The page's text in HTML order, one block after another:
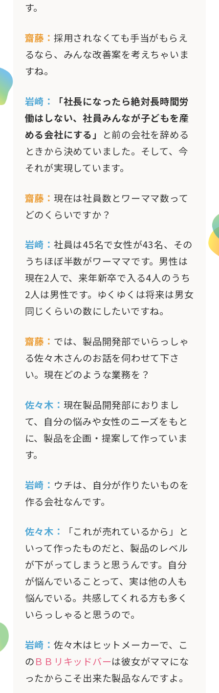
す。
齋藤： 採用されなくても手当がもらえ
るなら、みんな改善案を考えちゃいま
すね。
岩崎：
「社長になったら絶対長時間労
働はしない、社員みんなが子どもを産
める会社にする」
と前の会社を辞める
ときから決めていました。そして、今
それが実現しています。
齋藤： 現在は社員数とワーママ数って
どのくらいですか？
岩崎： 社員は45名で女性が43名、その
うちほぼ半数がワーママです。男性は
現在2人で、来年新卒で入る4人のうち
2人は男性です。ゆくゆくは将来は男女
同じくらいの数にしたいですね。
齋藤： では、製品開発部でいらっしゃ
る佐々木さんのお話を伺わせて下さ
い。現在どのような業務を？
佐々木： 現在製品開発部におりまし
て、自分の悩みや女性のニーズをもと
に、製品を企画・提案して作っていま
す。
岩崎： ウチは、自分が作りたいものを
作る会社なんです。
佐々木：
「これが売れているから」と
いって作ったものだと、製品のレベル
が下がってしまうと思うんです。自分
が悩んでいることって、実は他の人も
悩んでいる。共感してくれる方も多く
いらっしゃると思うので。
岩崎： 佐々木はヒットメーカーで、こ
のＢＢリキッドバーは彼女がママにな
ったからこそ出来た製品なんですよ。